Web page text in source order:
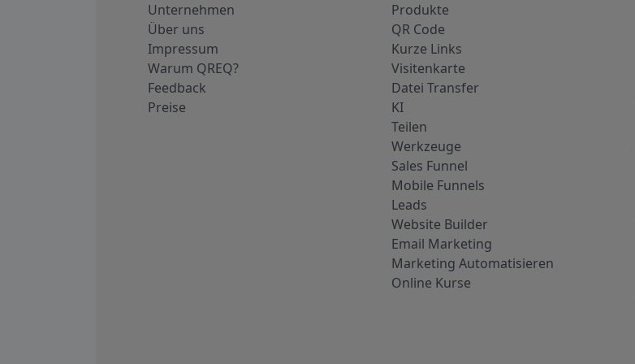
Unternehmen
Über uns
Impressum
Warum QREQ?
Feedback
Preise
Produkte
QR Code
Kurze Links
Visitenkarte
Datei Transfer
KI
Teilen
Werkzeuge
Sales Funnel
Mobile Funnels
Leads
Website Builder
Email Marketing
Marketing Automatisieren
Online Kurse